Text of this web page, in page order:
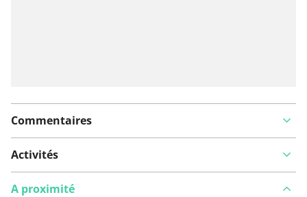
Commentaires
Activités
A proximité